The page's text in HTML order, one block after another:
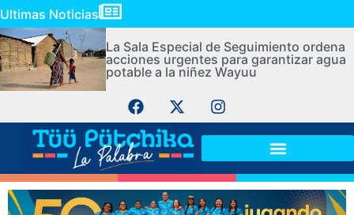
Ultimas Noticias
La Sala Especial de Seguimiento ordena
acciones urgentes para garantizar agua
potable a la niñez Wayuu